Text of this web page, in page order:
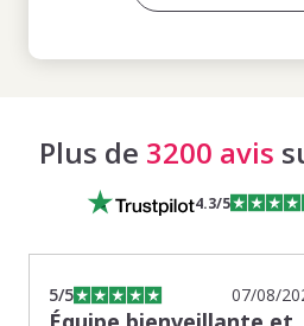
Plus de 3200 avis
4.3/5
5/5 07/08/